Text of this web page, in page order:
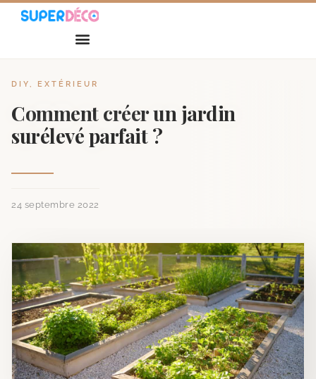
DIY, EXTÉRIEUR
Comment créer un jardin
surélevé parfait ?
24 septembre 2022